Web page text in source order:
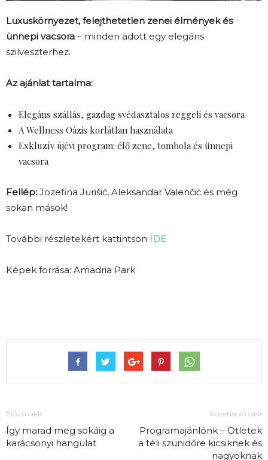
Luxuskörnyezet, felejthetetlen zenei élmények és
ünnepi vacsora – minden adott egy elegáns
szilveszterhez.
Az ajánlat tartalma:
Elegáns szállás, gazdag svédasztalos reggeli és vacsora
A Wellness Oázis korlátlan használata
Exkluzív újévi program: élő zene, tombola és ünnepi
vacsora
Fellép: Jozefina Jurišić, Aleksandar Valenčić és még
sokan mások!
További részletekért kattintson IDE
Képek forrása: Amadria Park
Előző cikk
Így marad meg sokáig a
karácsonyi hangulat
Következő cikk
Programajánlónk – Ötletek
a téli szünidőre kicsiknek és
nagyoknak